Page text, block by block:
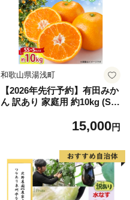
和歌山県湯浅町
【2026年先行予約】有田みか
ん 訳あり 家庭用 約10kg (S
ん フルーツ 柑橘 果物 果実
6098
15,000円